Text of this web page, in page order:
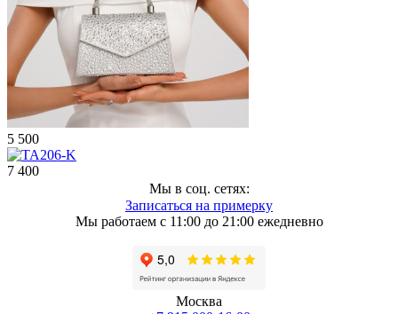
5 500
7 400
Мы в соц. сетях:
Записаться на примерку
Мы работаем с 11:00 до 21:00 ежедневно
Москва